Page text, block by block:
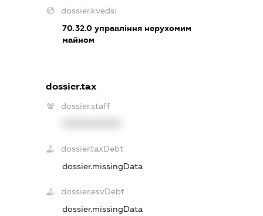
dossier.kveds:
70.32.0 управління нерухомим
майном
dossier.tax
dossier.staff
dossier.taxDebt
dossier.missingData
dossier.esvDebt
dossier.missingData